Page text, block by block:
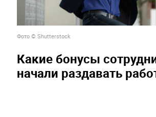
Фото © Shutterstock
Какие бонусы
начали раздавать